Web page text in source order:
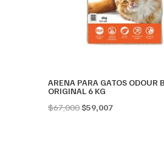
ARENA PARA GATOS ODOUR
ORIGINAL 6 KG
$67,000Original
$59,007Current